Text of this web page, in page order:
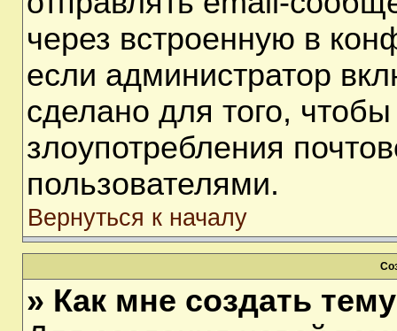
через встроенную в
если администратор
сделано для того,
злоупотребления
пользователями.
Вернуться к началу
» Как мне создать